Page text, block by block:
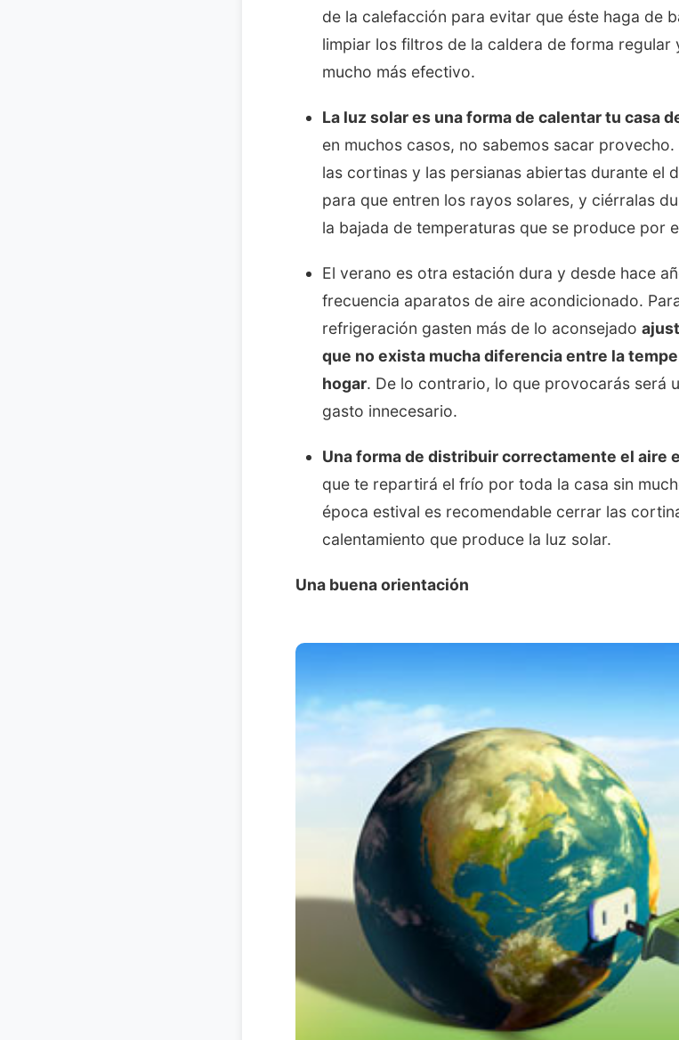
de la calefacción para evitar que éste haga de
limpiar los filtros de la caldera de forma regular
mucho más efectivo.
La luz solar es una forma de calentar tu casa
en muchos casos, no sabemos sacar
las cortinas y las persianas abiertas durante el
para que entren los rayos solares, y ciérralas
la bajada de temperaturas que se produce por
El verano es otra estación dura y desde hace
frecuencia aparatos de aire acondicionado.
refrigeración gasten más de lo aconsejado
que no exista mucha diferencia entre la
hogar. De lo contrario, lo que provocarás será
gasto innecesario.
Una forma de distribuir correctamente el aire
que te repartirá el frío por toda la casa sin
época estival es recomendable cerrar las
calentamiento que produce la luz solar.
Una buena orientación